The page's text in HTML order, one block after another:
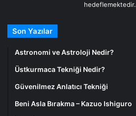
hedeflemektedir.
Son Yazılar
Astronomi ve Astroloji Nedir?
Üstkurmaca Tekniği Nedir?
Güvenilmez Anlatıcı Tekniği
Beni Asla Bırakma – Kazuo Ishiguro